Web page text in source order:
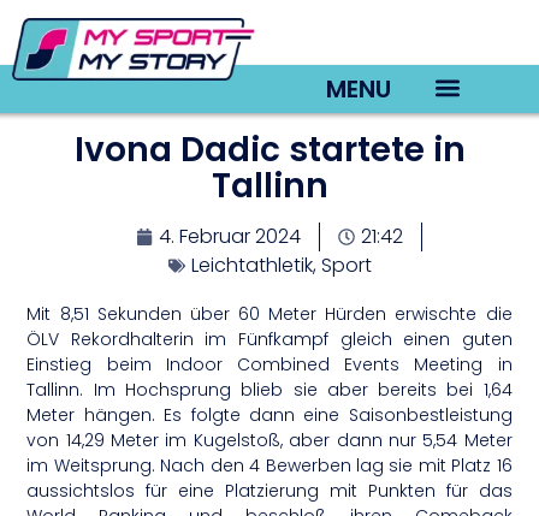
MENU
Ivona Dadic startete in
Tallinn
4. Februar 2024
21:42
Leichtathletik,Sport
Mit 8,51 Sekunden über 60 Meter Hürden erwischte die
ÖLV Rekordhalterin im Fünfkampf gleich einen guten
Einstieg beim Indoor Combined Events Meeting in
Tallinn. Im Hochsprung blieb sie aber bereits bei 1,64
Meter hängen. Es folgte dann eine Saisonbestleistung
von 14,29 Meter im Kugelstoß, aber dann nur 5,54 Meter
im Weitsprung. Nach den 4 Bewerben lag sie mit Platz 16
aussichtslos für eine Platzierung mit Punkten für das